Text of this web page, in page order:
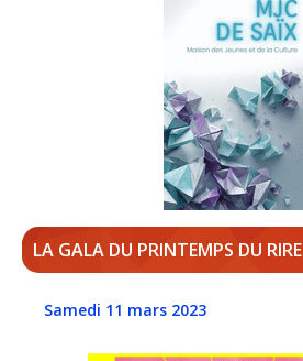
LA GALA DU PRINTEMPS DU RIRE
Samedi 11 mars 2023